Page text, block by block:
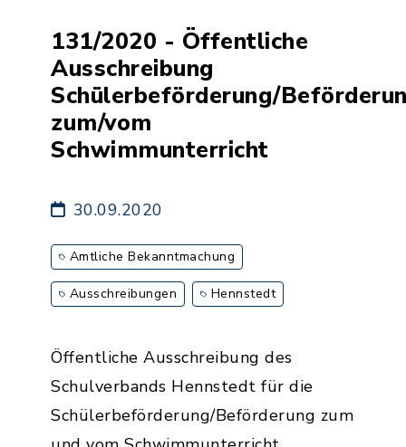
131/2020 - Öffentliche
Ausschreibung
Schülerbeförderung/
zum/vom
Schwimmunterricht
30.09.2020
Amtliche Bekanntmachung
Ausschreibungen Hennstedt
Öffentliche Ausschreibung des
Schulverbands Hennstedt für die
Schülerbeförderung/Beförderung zum